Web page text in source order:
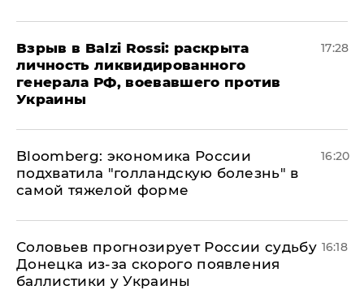
​Взрыв в Balzi Rossi: раскрыта
личность ликвидированного
генерала РФ, воевавшего против
Украины
17:28
Bloomberg: экономика России
подхватила "голландскую болезнь" в
самой тяжелой форме
16:20
Соловьев прогнозирует России судьбу
Донецка из-за скорого появления
баллистики у Украины
16:18